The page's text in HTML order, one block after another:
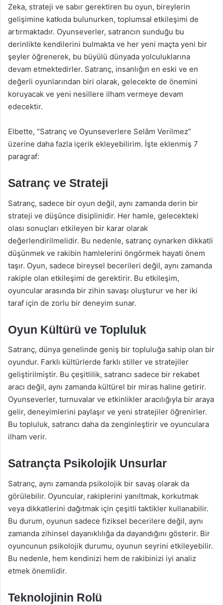
Zeka, strateji ve sabır gerektiren bu oyun, bireylerin
gelişimine katkıda bulunurken, toplumsal etkileşimi de
artırmaktadır. Oyunseverler, satrancın sunduğu bu
derinlikte kendilerini bulmakta ve her yeni maçta yeni bir
şeyler öğrenerek, bu büyülü dünyada yolculuklarına
devam etmektedirler. Satranç, insanlığın en eski ve en
değerli oyunlarından biri olarak, gelecekte de önemini
koruyacak ve yeni nesillere ilham vermeye devam
edecektir.
Elbette, “Satranç ve Oyunseverlere Selâm Verilmez”
üzerine daha fazla içerik ekleyebilirim. İşte eklenmiş 7
paragraf:
Satranç ve Strateji
Satranç, sadece bir oyun değil, aynı zamanda derin bir
strateji ve düşünce disiplinidir. Her hamle, gelecekteki
olası sonuçları etkileyen bir karar olarak
değerlendirilmelidir. Bu nedenle, satranç oynarken dikkatli
düşünmek ve rakibin hamlelerini öngörmek hayati önem
taşır. Oyun, sadece bireysel becerileri değil, aynı zamanda
rakiple olan etkileşimi de gerektirir. Bu etkileşim,
oyuncular arasında bir zihin savaşı oluşturur ve her iki
taraf için de zorlu bir deneyim sunar.
Oyun Kültürü ve Topluluk
Satranç, dünya genelinde geniş bir topluluğa sahip olan bir
oyundur. Farklı kültürlerde farklı stiller ve stratejiler
geliştirilmiştir. Bu çeşitlilik, satrancı sadece bir rekabet
aracı değil, aynı zamanda kültürel bir miras haline getirir.
Oyunseverler, turnuvalar ve etkinlikler aracılığıyla bir araya
gelir, deneyimlerini paylaşır ve yeni stratejiler öğrenirler.
Bu topluluk, satrancı daha da zenginleştirir ve oyunculara
ilham verir.
Satrançta Psikolojik Unsurlar
Satranç, aynı zamanda psikolojik bir savaş olarak da
görülebilir. Oyuncular, rakiplerini yanıltmak, korkutmak
veya dikkatlerini dağıtmak için çeşitli taktikler kullanabilir.
Bu durum, oyunun sadece fiziksel becerilere değil, aynı
zamanda zihinsel dayanıklılığa da dayandığını gösterir. Bir
oyuncunun psikolojik durumu, oyunun seyrini etkileyebilir.
Bu nedenle, hem kendinizi hem de rakibinizi iyi analiz
etmek önemlidir.
Teknolojinin Rolü